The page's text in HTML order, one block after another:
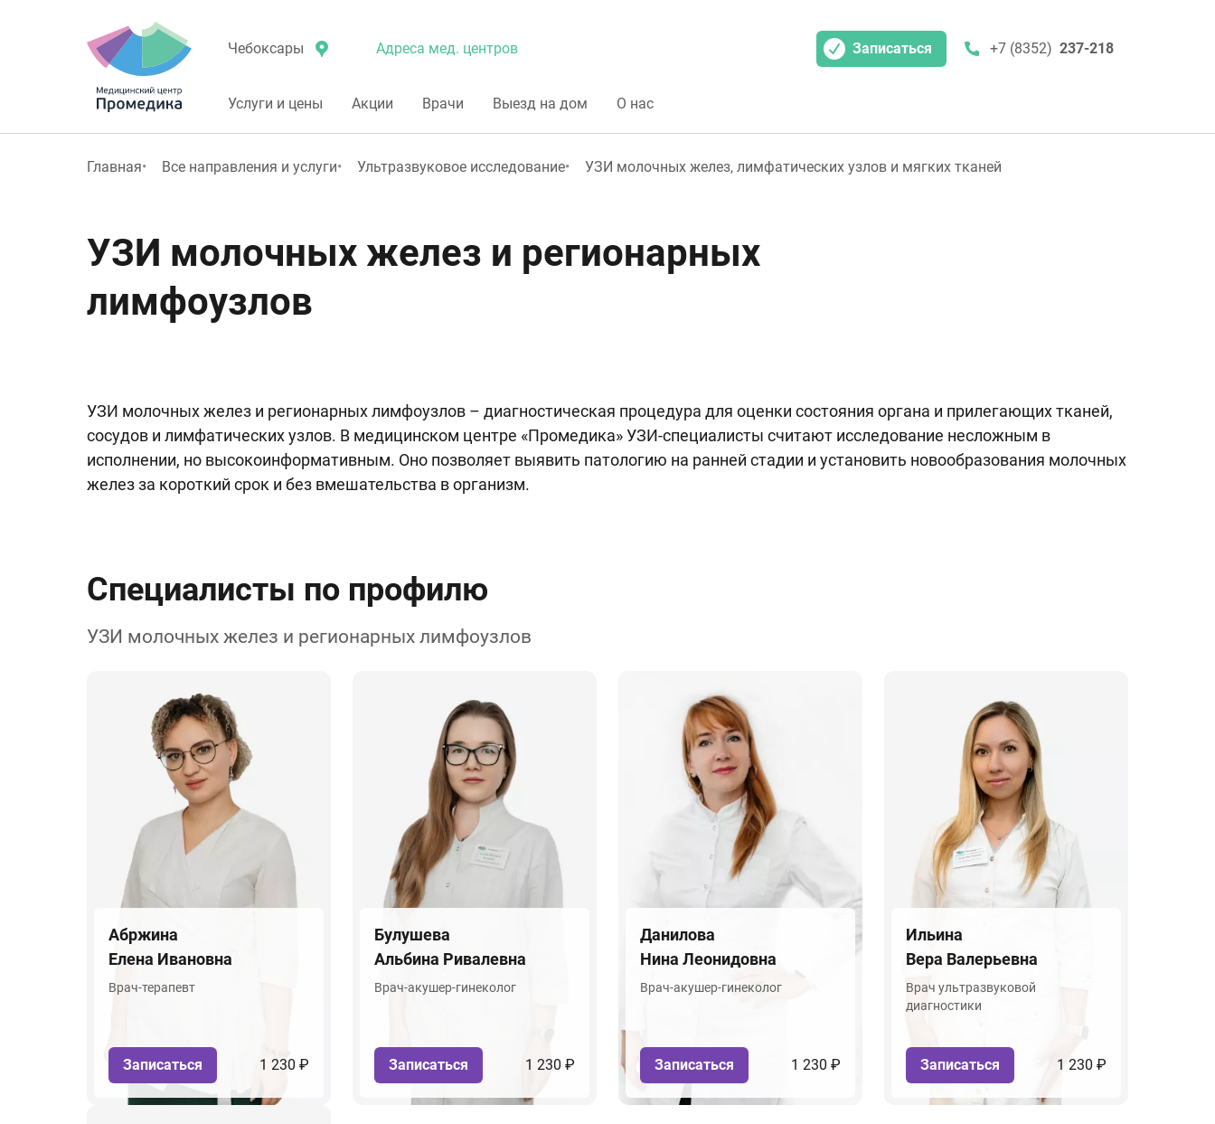
Чебоксары Адреса мед. центров Записаться +7 (8352) 237-218
Услуги и цены Акции Врачи Выезд на дом О нас
Главная Все направления и услуги Ультразвуковое исследование УЗИ молочных желез, лимфатических узлов и мягких тканей
УЗИ молочных желез и регионарных
лимфоузлов
УЗИ молочных желез и регионарных лимфоузлов – диагностическая процедура для оценки состояния органа и прилегающих тканей,
сосудов и лимфатических узлов. В медицинском центре «Промедика» УЗИ-специалисты считают исследование несложным в
исполнении, но высокоинформативным. Оно позволяет выявить патологию на ранней стадии и установить новообразования молочных
желез за короткий срок и без вмешательства в организм.
Специалисты по профилю
УЗИ молочных желез и регионарных лимфоузлов
Абржина
Елена Ивановна
Врач-терапевт
Записаться 1 230 ₽
Булушева
Альбина Ривалевна
Врач-акушер-гинеколог
Записаться 1 230 ₽
Данилова
Нина Леонидовна
Врач-акушер-гинеколог
Записаться 1 230 ₽
Ильина
Вера Валерьевна
Врач ультразвуковой
диагностики
Записаться 1 230 ₽